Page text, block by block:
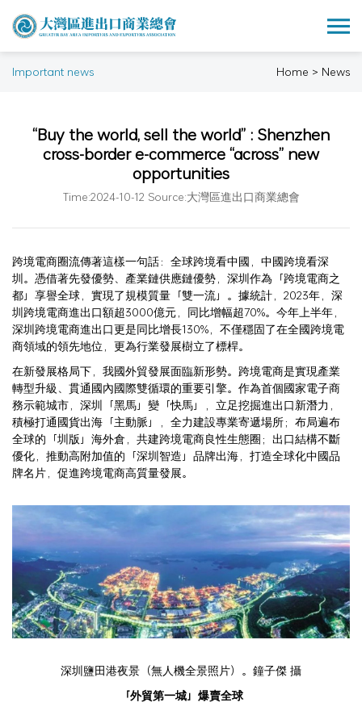
Important news Home > News
“Buy the world, sell the world” : Shenzhen
cross-border e-commerce “across” new
opportunities
Time:2024-10-12 Source:大灣區進出口商業總會
跨境電商圈流傳著這樣一句話：全球跨境看中國，中國跨境看深
圳。憑借著先發優勢、產業鏈供應鏈優勢，深圳作為「跨境電商之
都」享譽全球，實現了規模質量「雙一流」。據統計，2023年，深
圳跨境電商進出口額超3000億元，同比增幅超70%。今年上半年，
深圳跨境電商進出口更是同比增長130%，不僅穩固了在全國跨境電
商領域的領先地位，更為行業發展樹立了標桿。
在新發展格局下，我國外貿發展面臨新形勢。跨境電商是實現產業
轉型升級、貫通國內國際雙循環的重要引擎。作為首個國家電子商
務示範城市，深圳「黑馬」變「快馬」，立足挖掘進出口新潛力，
積極打通國貨出海「主動脈」，全力建設專業寄遞場所；布局遍布
全球的「圳版」海外倉，共建跨境電商良性生態圈；出口結構不斷
優化，推動高附加值的「深圳智造」品牌出海，打造全球化中國品
牌名片，促進跨境電商高質量發展。
深圳鹽田港夜景（無人機全景照片）。鐘子傑 攝
「外貿第一城」爆賣全球